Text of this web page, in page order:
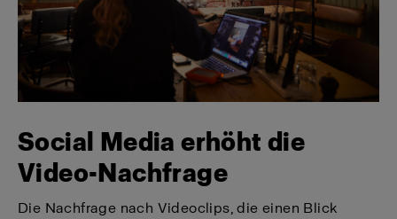
Social Media erhöht die
Video-Nachfrage
Die Nachfrage nach Videoclips, die einen Blick